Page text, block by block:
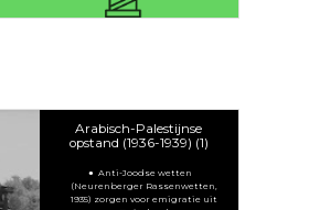
Arabisch-Palestijnse
opstand (1936-1939) (1)
Anti-Joodse wetten
(Neurenberger Rassenwetten,
1935) zorgen voor emigratie uit